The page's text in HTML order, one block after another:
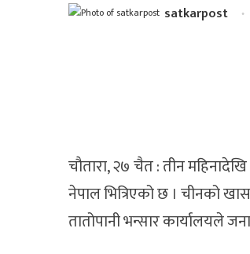
satkarpost
चौतारा, २७ चैत : तीन महिनादेखि
नेपाल भित्रिएको छ । चीनको
तातोपानी भन्सार कार्यालयले